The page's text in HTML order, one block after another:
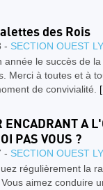
des Rois
- SECTION OUEST
année le succès de
Merci à toutes et à
de convivialité.
ENCADRANT A
PAS VOUS ?
- SECTION OUEST
régulièrement la
aimez conduire